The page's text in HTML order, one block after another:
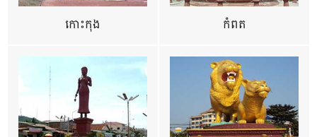
កោះកុង កំពត